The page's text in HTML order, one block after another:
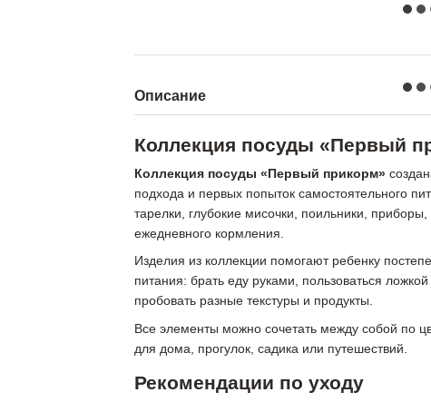
Описание
Коллекция посуды «Первый
Коллекция посуды «Первый прикорм»
подхода и первых попыток самостоятельного
тарелки, глубокие мисочки, поильники,
ежедневного кормления.
Изделия из коллекции помогают ребенку
питания: брать еду руками, пользоваться
пробовать разные текстуры и продукты.
Все элементы можно сочетать между собой по
для дома, прогулок, садика или путешествий.
Рекомендации по уходу